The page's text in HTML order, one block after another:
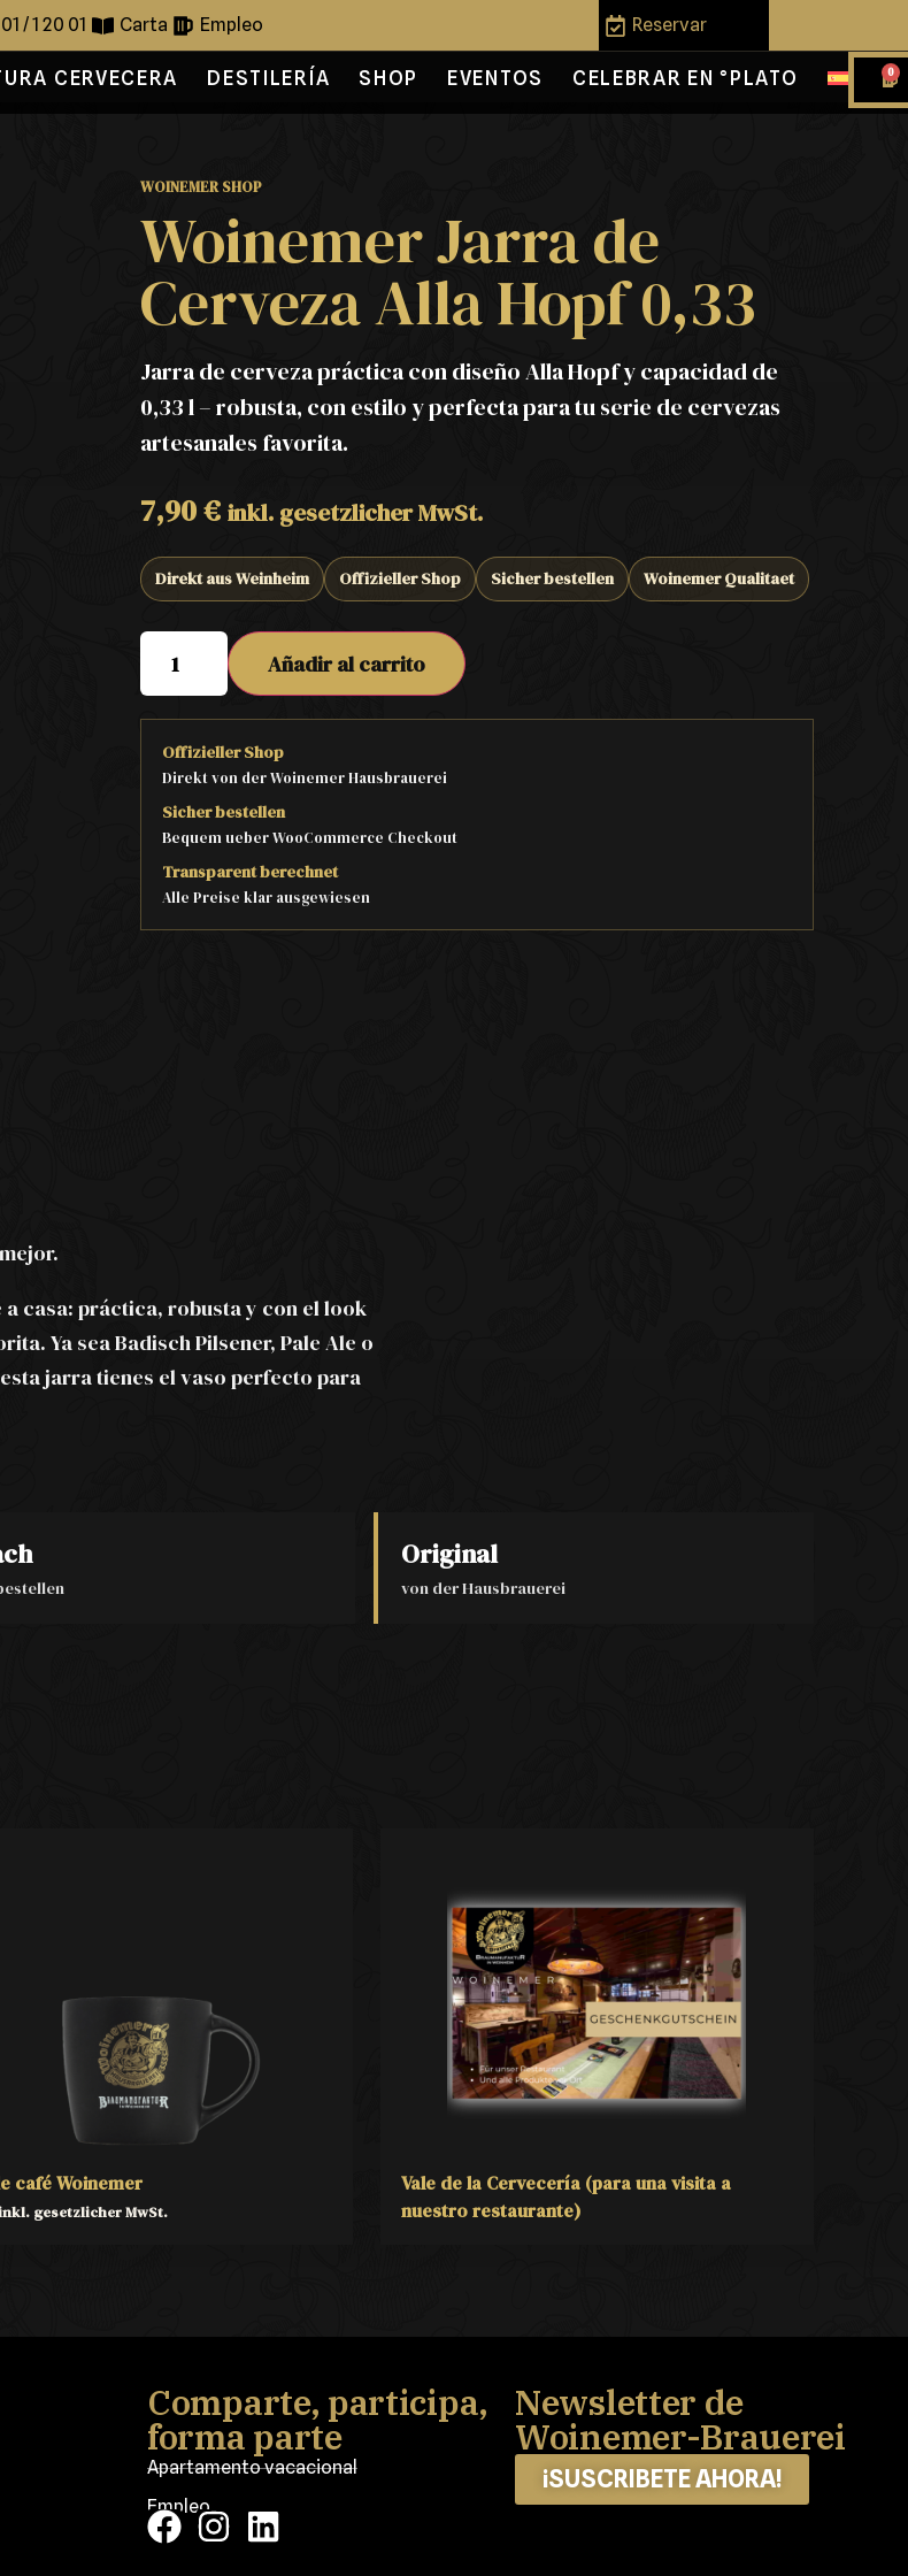
/ 1 20 01 Carta Empleo Reservar
CERVECERA DESTILERÍA SHOP EVENTOS CELEBRAR EN °PLATO 0
WOINEMER SHOP
Woinemer Jarra de
Cerveza Alla Hopf 0,33
Jarra de cerveza práctica con diseño Alla Hopf y capacidad de
0,33 l – robusta, con estilo y perfecta para tu serie de cervezas
artesanales favorita.
7,90€ inkl. gesetzlicher MwSt.
Direkt aus Weinheim Offizieller Shop Sicher bestellen Woinemer Qualitaet
Añadir al carrito
Offizieller Shop
Direkt von der Woinemer Hausbrauerei
Sicher bestellen
Bequem ueber WooCommerce Checkout
Transparent berechnet
Alle Preise klar ausgewiesen
casa: práctica, robusta y con el look
Ya sea Badisch Pilsener, Pale Ale o
jarra tienes el vaso perfecto para
Original
von der Hausbrauerei
café Woinemer
gesetzlicher MwSt.
Vale de la Cervecería (para una visita a
nuestro restaurante)
Comparte, participa,
forma parte
Apartamento vacacional
Empleo
Newsletter de
Woinemer-Brauerei
¡SUSCRIBETE AHORA!